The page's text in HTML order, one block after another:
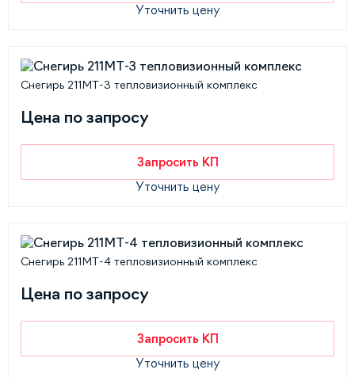
Уточнить цену
Снегирь 211МТ-3 тепловизионный комплекс
Цена по запросу
Запросить КП
Уточнить цену
Снегирь 211МТ-4 тепловизионный комплекс
Цена по запросу
Запросить КП
Уточнить цену